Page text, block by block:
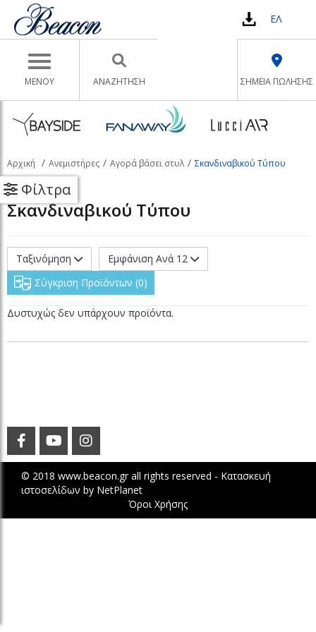
Toggle navigation
ΜΕΝΟΥ
ΕΛ
ΣΗΜΕΙΑ ΠΩΛΗΣΗΣ
ΑΝΑΖΉΤΗΣΗ
Αρχική Ανεμιστήρες Αγορά βάσει στυλ Σκανδιναβικού Τύπου
Φίλτρα
Σκανδιναβικού Τύπου
Ταξινόμηση
Εμφάνιση Ανά 12
Σύγκριση Προϊόντων 0
Δυστυχώς δεν υπάρχουν προϊόντα.
© 2018 www.beacon.gr all rights reserved - Κατασκευή
ιστοσελίδων by NetPlanet
Όροι Χρήσης